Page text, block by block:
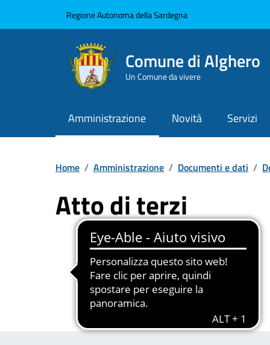
Regione Autonoma della Sardegna
Comune di Alghero
Un Comune da vivere
Amministrazione Novità Servizi
Home / Amministrazione / Documenti e dati /
Atto di terzi